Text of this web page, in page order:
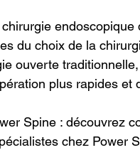
du choix de la
ouverte
plus rapides et
Spine : découvrez
chez Power